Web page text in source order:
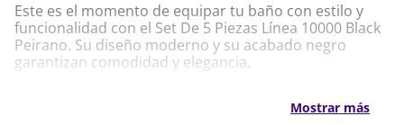
Este es el momento de equipar tu baño con estilo y
funcionalidad con el Set De 5 Piezas Línea 10000 Black
Peirano. Su diseño moderno y su acabado negro
garantizan comodidad y elegancia.
Mostrar más